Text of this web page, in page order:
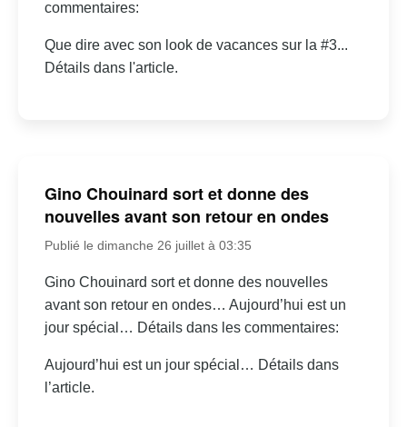
commentaires:
Que dire avec son look de vacances sur la #3...
Détails dans l'article.
Gino Chouinard sort et donne des
nouvelles avant son retour en ondes
Publié le dimanche 26 juillet à 03:35
Gino Chouinard sort et donne des nouvelles
avant son retour en ondes… Aujourd’hui est un
jour spécial… Détails dans les commentaires:
Aujourd’hui est un jour spécial… Détails dans
l’article.